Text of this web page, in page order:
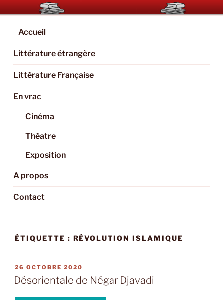
Aller
au
contenu
principal
BOOKAHOLIC.PARIS
Blog Littéraire et Culturel
Accueil
Littérature étrangère
Littérature Française
En vrac
Cinéma
Théatre
Exposition
A propos
Contact
ÉTIQUETTE : RÉVOLUTION ISLAMIQUE
PUBLIÉ
LE
26 OCTOBRE 2020
Désorientale de Négar Djavadi